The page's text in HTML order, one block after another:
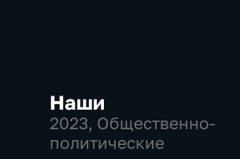
Наши
2023, Общественно-
политические